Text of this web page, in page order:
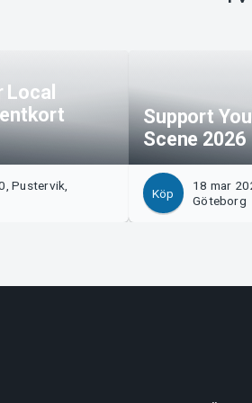
Local
Pustervik,
Support
Scene 2026
Köp
18 mar
Göteborg